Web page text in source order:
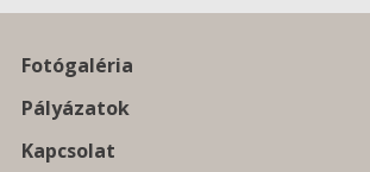
Fotógaléria
Pályázatok
Kapcsolat